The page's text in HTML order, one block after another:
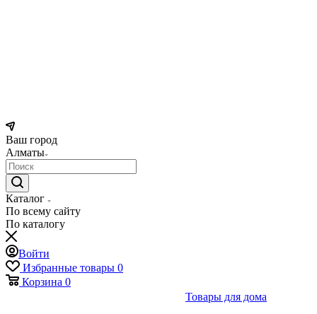
Ваш город
Алматы
Каталог
По всему сайту
По каталогу
Войти
Избранные товары 0
Корзина 0
Товары для дома